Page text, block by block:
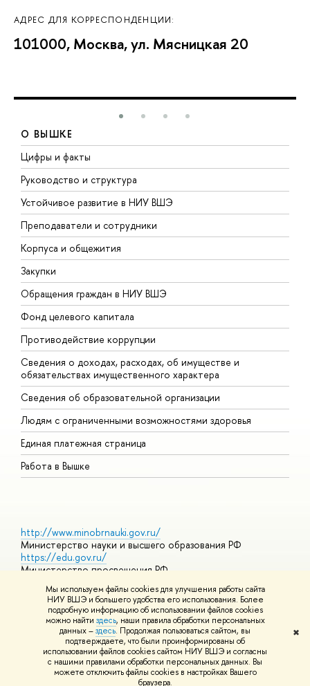
Мы используем файлы cookies для улучшения работы сайта
НИУ ВШЭ и большего удобства его использования. Более
подробную информацию об использовании файлов cookies
можно найти здесь, наши правила обработки персональных
данных –здесь. Продолжая пользоваться сайтом, вы
подтверждаете, что были проинформированы об
использовании файлов cookies сайтом НИУ ВШЭ и согласны
с нашими правилами обработки персональных данных. Вы
можете отключить файлы cookies в настройках Вашего
браузера.
✖
АДРЕС ДЛЯ КОРРЕСПОНДЕНЦИИ:
101000, Москва, ул. Мясницкая 20
О ВЫШКЕ
Цифры и факты
Руководство и структура
Устойчивое развитие в НИУ ВШЭ
Преподаватели и сотрудники
Корпуса и общежития
Закупки
Обращения граждан в НИУ ВШЭ
Фонд целевого капитала
Противодействие коррупции
Сведения о доходах, расходах, об имуществе и
обязательствах имущественного характера
Сведения об образовательной организации
Людям с ограниченными возможностями здоровья
Единая платежная страница
Работа в Вышке
http://www.minobrnauki.gov.ru/
Министерство науки и высшего образования РФ
https://edu.gov.ru/
Министерство просвещения РФ
https://elearning.hse.ru/mooc
Массовые открытые онлайн-курсы
© НИУ ВШЭ 1993–2026 Адреса и контактыУсловия
использования материалов Политика конфиденциальности
Шрифты HSE Sans и HSE Slab разработаны вШколе дизайна НИУ